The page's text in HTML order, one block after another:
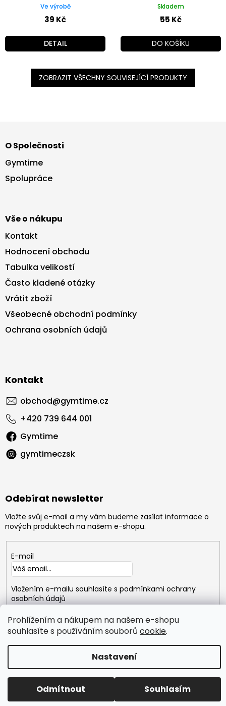
Prohlížením a nákupem na našem e-shopu
souhlasíte s používáním souborů cookie.
Nastavení
Odmítnout Souhlasím
Ve výrobě
39 Kč
DETAIL
Skladem
55 Kč
DO KOŠÍKU
ZOBRAZIT VŠECHNY SOUVISEJÍCÍ PRODUKTY
p
a
O Společnosti
Gymtime
Spolupráce
Vše o nákupu
Kontakt
Hodnocení obchodu
Tabulka velikostí
Často kladené otázky
Vrátit zboží
Všeobecné obchodní podmínky
Ochrana osobních údajů
Kontakt
obchod@gymtime.cz
+420 739 644 001
Gymtime
gymtimeczsk
Odebírat newsletter
Vložte svůj e-mail a my vám budeme zasílat informace o
nových produktech na našem e-shopu.
E-mail
Vložením e-mailu souhlasíte s podmínkami ochrany
osobních údajů
PŘIHLÁSIT
SE
Vytvořil Shoptet
GYMTIME. Všechna práva vyhrazena.